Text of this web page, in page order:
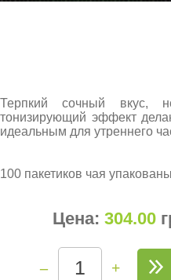
Терпкий сочный вкус,
тонизирующий эффект
идеальным для утреннего
100 пакетиков чая
Цена: 304.00
– +